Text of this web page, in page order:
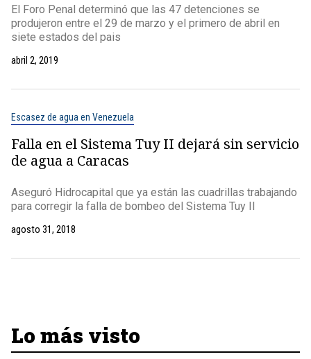
El Foro Penal determinó que las 47 detenciones se
produjeron entre el 29 de marzo y el primero de abril en
siete estados del pais
abril 2, 2019
Escasez de agua en Venezuela
Falla en el Sistema Tuy II dejará sin servicio
de agua a Caracas
Aseguró Hidrocapital que ya están las cuadrillas trabajando
para corregir la falla de bombeo del Sistema Tuy II
agosto 31, 2018
Lo más visto